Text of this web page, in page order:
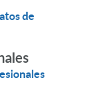
de